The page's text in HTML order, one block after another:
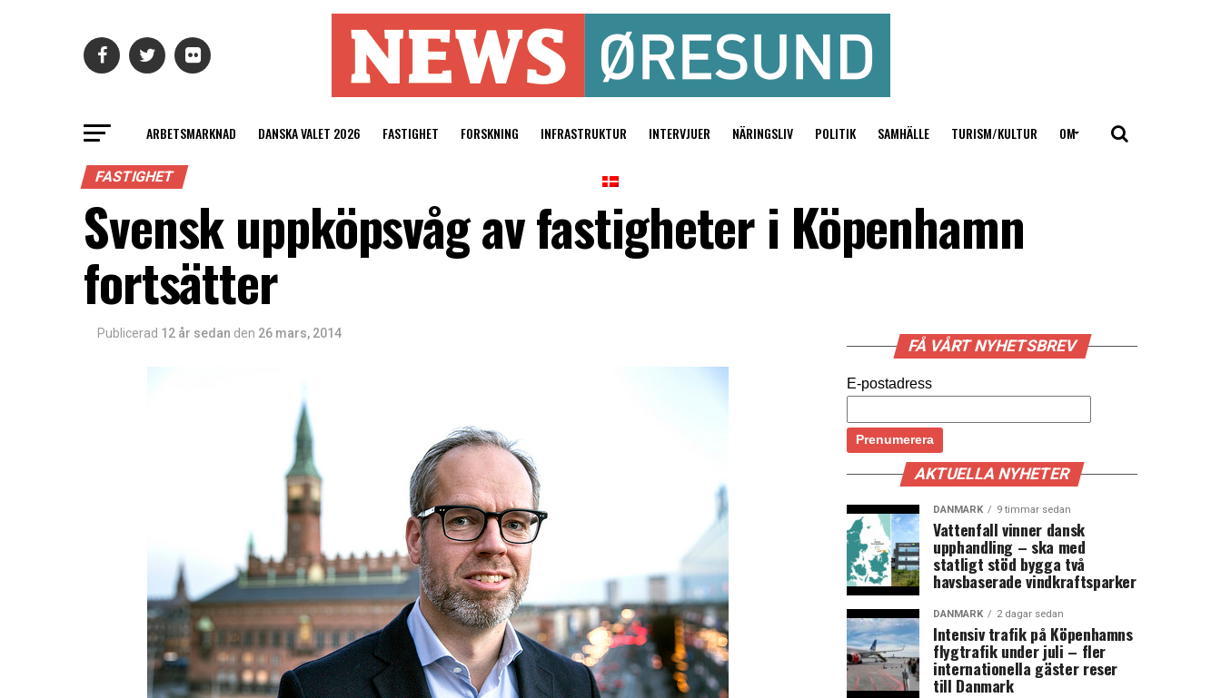
ARBETSMARKNAD DANSKA VALET 2026 FASTIGHET FORSKNING INFRASTRUKTUR INTERVJUER NÄRINGSLIV POLITIK SAMHÄLLE TURISM/KULTUR OM
FASTIGHET
Svensk uppköpsvåg av fastigheter i Köpenhamn
fortsätter
Publicerad 12 år sedan den 26 mars, 2014
FÅ VÅRT NYHETSBREV
E-postadress
AKTUELLA NYHETER
DANMARK 9 timmar sedan
Vattenfall vinner dansk
upphandling – ska med
statligt stöd bygga två
havsbaserade vindkraftsparker
DANMARK 2 dagar sedan
Intensiv trafik på Köpenhamns
flygtrafik under juli – fler
internationella gäster reser
till Danmark